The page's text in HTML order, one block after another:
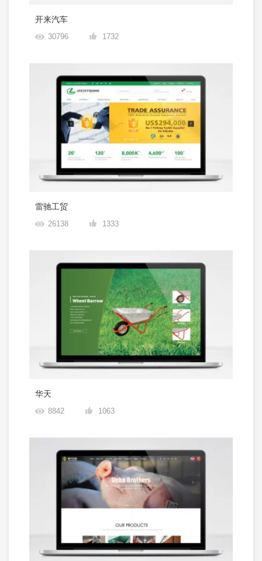
开来汽车
30796 1732
雷驰工贸
26138 1333
华天
8842 1063